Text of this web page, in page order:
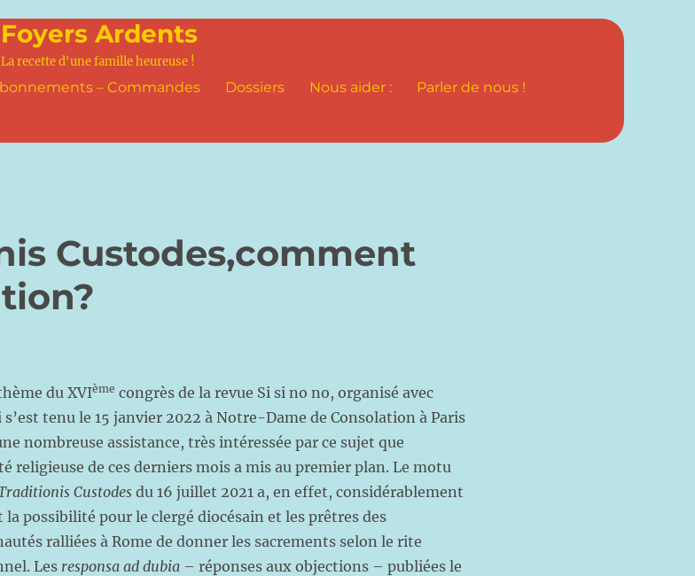
Foyers Ardents
La recette d'une famille heureuse !
– Commandes Dossiers Nous aider : Parler de nous !
Custodes,comment
du XVIème congrès de la revue Si si no no, organisé avec
s’est tenu le 15 janvier 2022 à Notre-Dame de Consolation à Paris
nombreuse assistance, très intéressée par ce sujet que
religieuse de ces derniers mois a mis au premier plan. Le motu
Custodesdu 16 juillet 2021 a, en effet, considérablement
possibilité pour le clergé diocésain et les prêtres des
ralliées à Rome de donner les sacrements selon le rite
Les responsa ad dubia – réponses aux objections – publiées le